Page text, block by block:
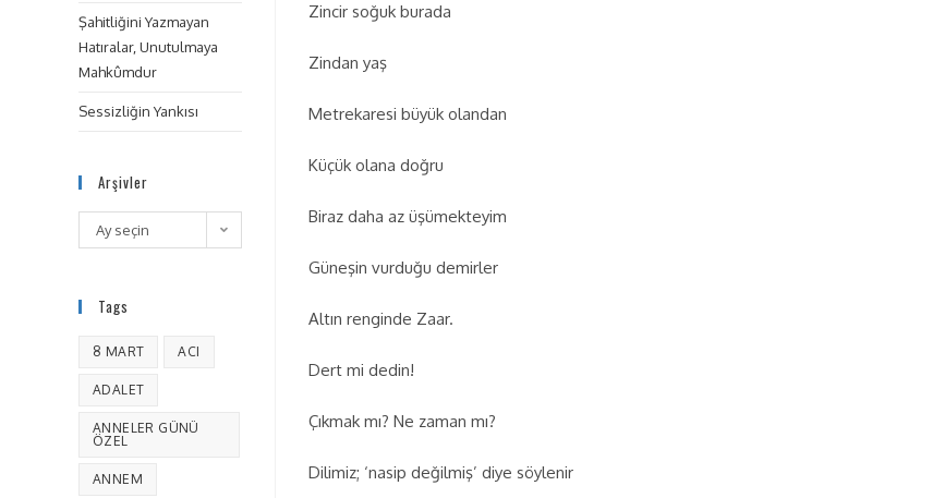
Zincir soğuk burada
Zindan yaş
Metrekaresi büyük olandan
Küçük olana doğru
Biraz daha az üşümekteyim
Güneşin vurduğu demirler
Altın renginde Zaar.
Dert mi dedin!
Çıkmak mı? Ne zaman mı?
Dilimiz; ‘nasip değilmiş’ diye söylenir
Şahitliğini Yazmayan
Hatıralar, Unutulmaya
Mahkûmdur
Sessizliğin Yankısı
Arşivler
Ay seçin
Tags
8 MART ACI
ADALET
ANNELER GÜNÜ
ÖZEL
ANNEM